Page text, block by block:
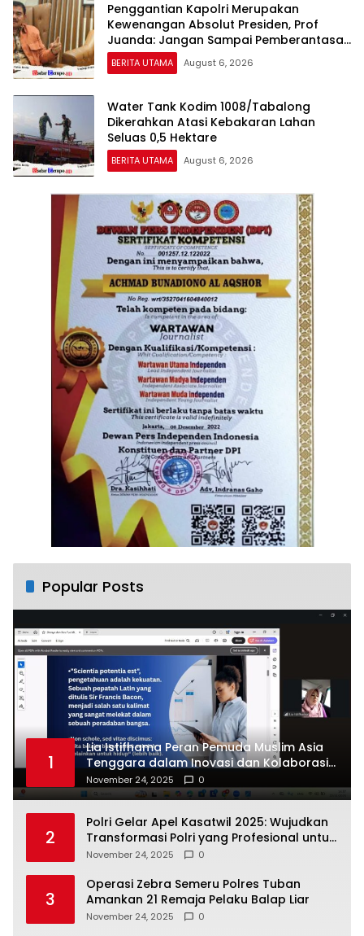
Penggantian Kapolri Merupakan
Kewenangan Absolut Presiden, Prof
Juanda: Jangan Sampai Pemberantasan
Korupsi Justru Melemah
BERITA UTAMA August 6, 2026
Water Tank Kodim 1008/Tabalong
Dikerahkan Atasi Kebakaran Lahan
Seluas 0,5 Hektare
BERITA UTAMA August 6, 2026
Popular Posts
1
Lia Istifhama Peran Pemuda Muslim Asia
Tenggara dalam Inovasi dan Kolaborasi
Internasional
November 24, 2025 0
2
Polri Gelar Apel Kasatwil 2025: Wujudkan
Transformasi Polri yang Profesional untuk
Masyarakat
November 24, 2025 0
3
Operasi Zebra Semeru Polres Tuban
Amankan 21 Remaja Pelaku Balap Liar
November 24, 2025 0